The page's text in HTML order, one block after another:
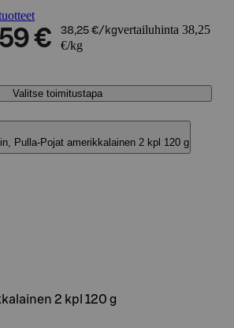
€ 38,25 €/kgvertailuhinta 38,25
€/kg
Valitse toimitustapa
Pulla-Pojat amerikkalainen 2 kpl 120 g
2 kpl 120 g